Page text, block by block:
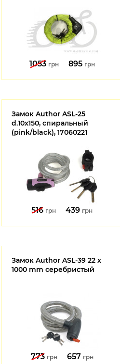
1053 грн 895 грн
Замок Author ASL-25
d.10x150, спиральный
(pink/black), 17060221
516 грн 439 грн
Замок Author ASL-39 22 x
1000 mm серебристый
773 грн 657 грн